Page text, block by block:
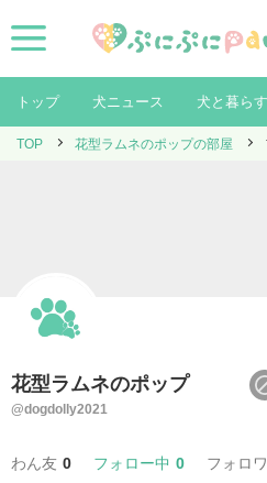
トップ 犬ニュース 犬と暮らす
TOP 花型ラムネのポップの部屋
花型ラムネのポップ
@dogdolly2021
わん友 0 フォロー中 0 フォロ